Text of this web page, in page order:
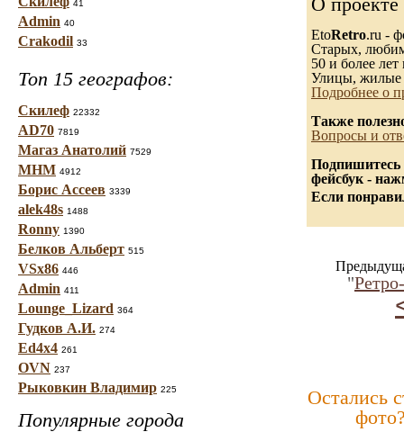
41
Admin 40
Crakodil 33
Топ 15 географов:
Скилеф 22332
AD70 7819
Магаз Анатолий 7529
МНМ 4912
Борис Ассеев 3339
alek48s 1488
Ronny 1390
Белков Альберт 515
VSx86 446
Admin 411
Lounge_Lizard 364
Гудков А.И. 274
Ed4x4 261
OVN 237
Рыковкин Владимир 225
Популярные города
EtoRetro.ru -
Старых,
50 и более лет
Улицы, жилые
Подробнее о
Также
Вопросы и
Подпишитесь
фейсбук -
Если
"
Остались